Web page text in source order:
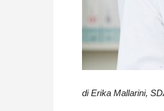
di Erika Mallarini,